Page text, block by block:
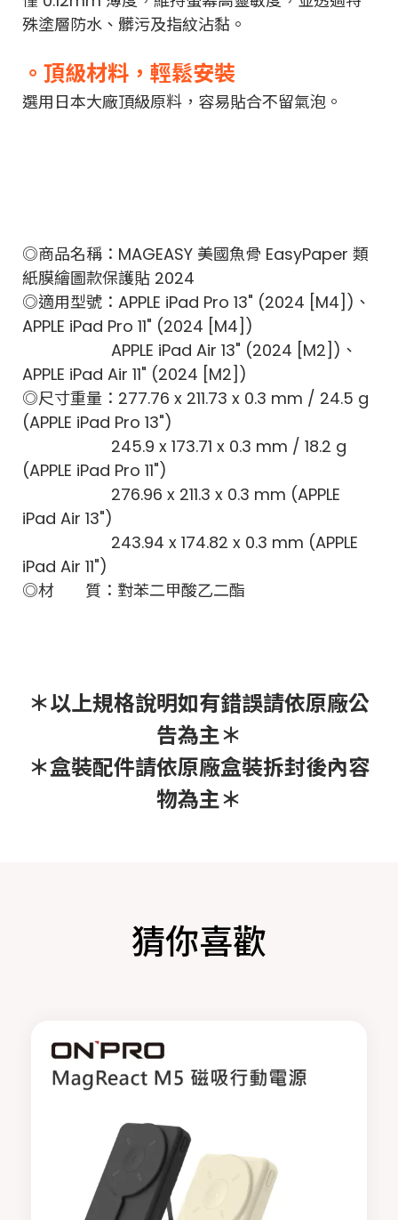
殊塗層防水、髒污及指紋沾黏。
。頂級材料，輕鬆安裝
選用日本大廠頂級原料，容易貼合不留氣泡。
◎商品名稱：MAGEASY 美國魚骨 EasyPaper 類
紙膜繪圖款保護貼 2024
◎適用型號：APPLE iPad Pro 13" (2024 [M4])、
APPLE iPad Pro 11" (2024 [M4])
APPLE iPad Air 13" (2024 [M2])、
APPLE iPad Air 11" (2024 [M2])
◎尺寸重量：277.76 x 211.73 x 0.3 mm / 24.5 g
(APPLE iPad Pro 13")
245.9 x 173.71 x 0.3 mm / 18.2 g
(APPLE iPad Pro 11")
276.96 x 211.3 x 0.3 mm (APPLE
iPad Air 13")
243.94 x 174.82 x 0.3 mm (APPLE
iPad Air 11")
◎材 質：對苯二甲酸乙二酯
＊以上規格說明如有錯誤請依原廠公
告為主＊
＊盒裝配件請依原廠盒裝拆封後內容
物為主＊
猜你喜歡